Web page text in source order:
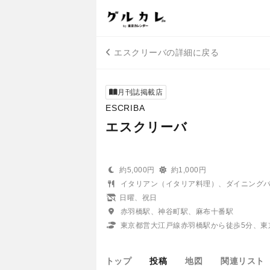
エスクリーバの詳細に戻る
月刊誌掲載店
ESCRIBA
エスクリーバ
約5,000円
約1,000円
イタリアン（イタリア料理）、ダイニング
日曜、祝日
赤羽橋駅、神谷町駅、麻布十番駅
東京都営大江戸線赤羽橋駅から徒歩5分、
トップ 投稿 地図 関連リスト